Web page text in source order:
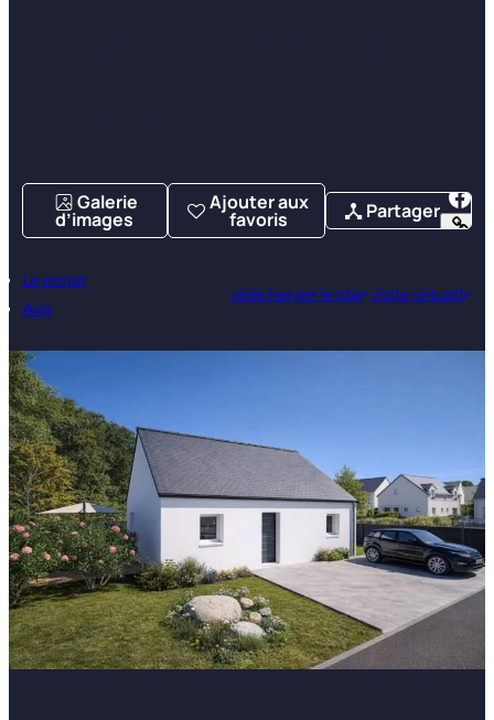
Galerie
d’images
Ajouter aux
favoris Partager
Le projet
Avis
Télécharger le planVisite virtuelle